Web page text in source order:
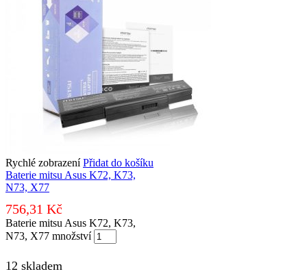
Rychlé zobrazení Přidat do košíku
Baterie mitsu Asus K72, K73,
N73, X77
756,31 Kč
Baterie mitsu Asus K72, K73,
N73, X77 množství
12 skladem